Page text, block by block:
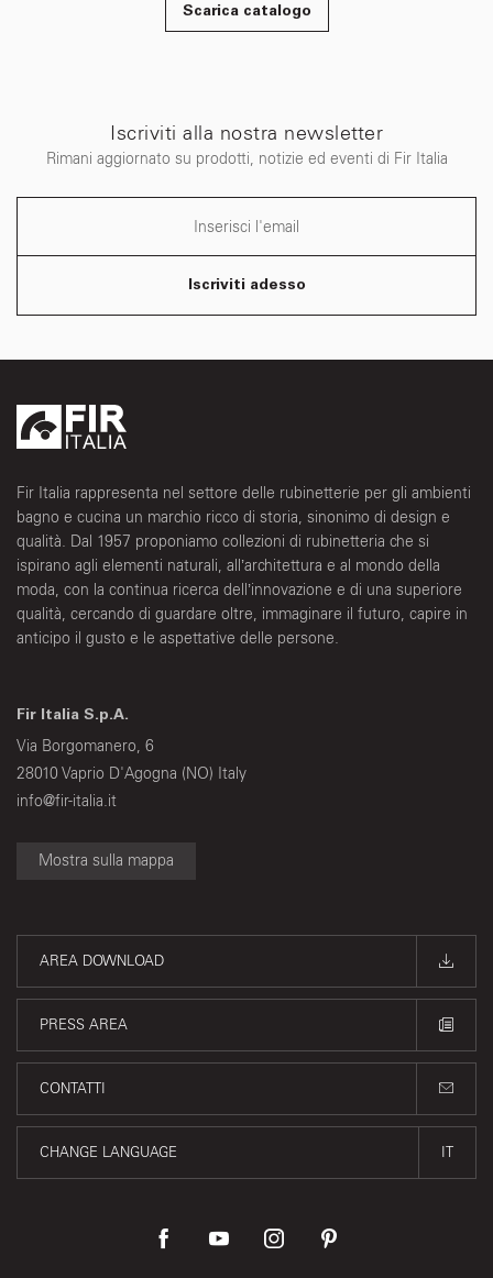
Scarica catalogo
Iscriviti alla nostra newsletter
Rimani aggiornato su prodotti, notizie ed eventi di Fir Italia
Iscriviti adesso
Fir Italia rappresenta nel settore delle rubinetterie per gli ambienti
bagno e cucina un marchio ricco di storia, sinonimo di design e
qualità. Dal 1957 proponiamo collezioni di rubinetteria che si
ispirano agli elementi naturali, all’architettura e al mondo della
moda, con la continua ricerca dell’innovazione e di una superiore
qualità, cercando di guardare oltre, immaginare il futuro, capire in
anticipo il gusto e le aspettative delle persone.
Fir Italia S.p.A.
Via Borgomanero, 6
28010 Vaprio D'Agogna (NO) Italy
info@fir-italia.it
Mostra sulla mappa
AREA DOWNLOAD
PRESS AREA
CONTATTI
CHANGE LANGUAGE IT